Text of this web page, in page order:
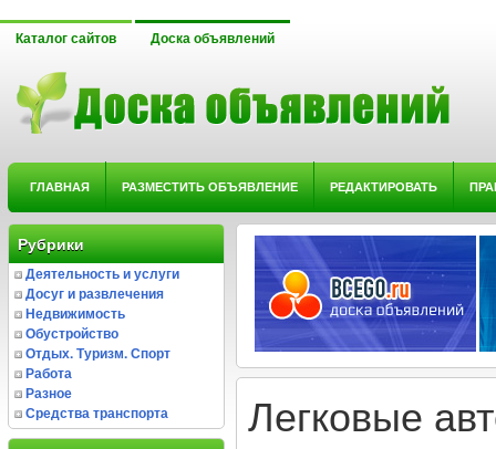
Каталог сайтов Доска объявлений
ГЛАВНАЯ РАЗМЕСТИТЬ ОБЪЯВЛЕНИЕ РЕДАКТИРОВАТЬ
Рубрики
Деятельность и услуги
Досуг и развлечения
Недвижимость
Обустройство
Отдых. Туризм. Спорт
Работа
Разное
Средства транспорта
Легковые